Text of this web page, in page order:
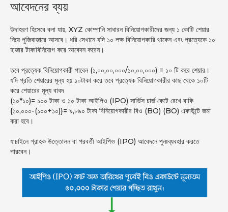
আবেদনের ব্যয়
উদাহরণ হিসেবে বলা যায়, XYZ কোম্পানি সাধারন বিনিয়োগকারীদের জন্য ১ কোটি শেয়ার
নিয়ে পুজিবাজারে আসবে। ধরি সেখানে যদি ১০ লক্ষ বিনিয়োগকারি থাকেন এবং প্রত্যেকে ১০
হাজার টাকাবিনিয়োগ করে আবেদন করেন।
তবে প্রত্যেক বিনিয়োগকারী পাবেন (১,০০,০০,০০০/১০,০০,০০০) = ১০ টি করে শেয়ার।
যদি প্রতি শেয়ারের মূল্য হয় ১০টাকা করে তবে প্রত্যেক বিনিয়োগকারীর কাছ থেকে ১০টি
করে শেয়ারের মূল্য বাবদ
(১০*১০)= ১০০ টাকা ও ১০ টাকা আইপিও (IPO) সার্ভিস চার্জ কেটে রেখে বাকি
{১০,০০০-(১০০+১০)}= ৯,৮৯০ টাকা বিনিয়োগকারীর বিও (BO) (BO) একাউন্টে জমা
করা হবে।
যাচাইলে গ্রাহক উত্তোলন বা পরবর্তী আইপিও (IPO) আবেদনে পুনঃব্যবহার করতে
পারবেন।